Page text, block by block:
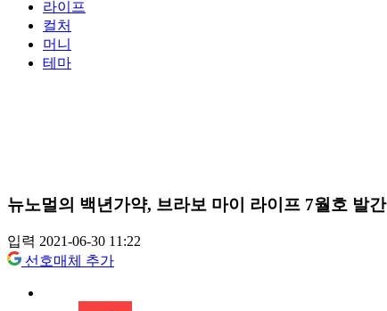
라이프
컬처
머니
테마
뉴노멀의 백년가약, 브라보 마이 라이프 7월호 발간
입력 2021-06-30 11:22
선호매체 추가